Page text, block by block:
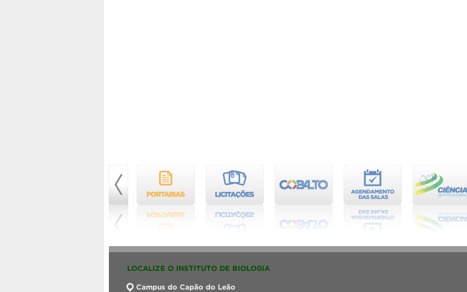
LOCALIZE O INSTITUTO DE BIOLOGIA
Campus do Capão do Leão